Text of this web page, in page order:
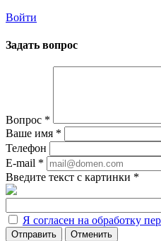
Войти
Задать вопрос
Вопрос *
Ваше имя *
Телефон
E-mail *
Введите текст с картинки *
Я согласен на обработку
Отменить